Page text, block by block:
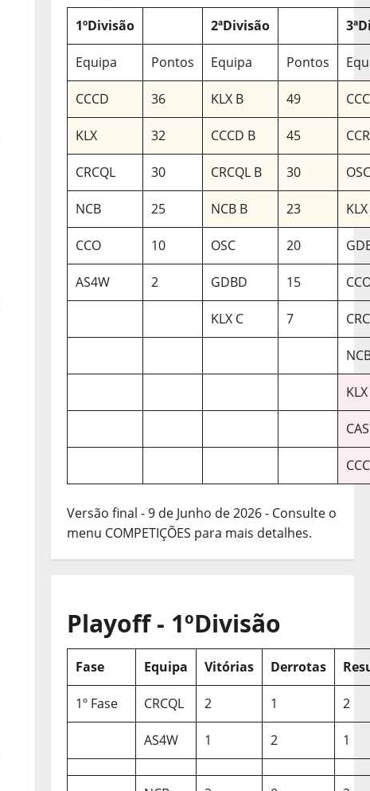
1ºDivisão 2ªDivisão
Equipa Pontos Equipa Pontos
CCCD 36 KLX B 49
KLX 32 CCCD B 45
CRCQL 30 CRCQL B 30
NCB 25 NCB B 23
CCO 10 OSC 20
AS4W 2 GDBD 15
KLX C 7
Versão final - 9 de Junho de 2026 - Consulte o
menu COMPETIÇÕES para mais detalhes.
Playoff - 1ºDivisão
Fase Equipa Vitórias Derrotas
1º Fase CRCQL 2 1 2
AS4W 1 2 1